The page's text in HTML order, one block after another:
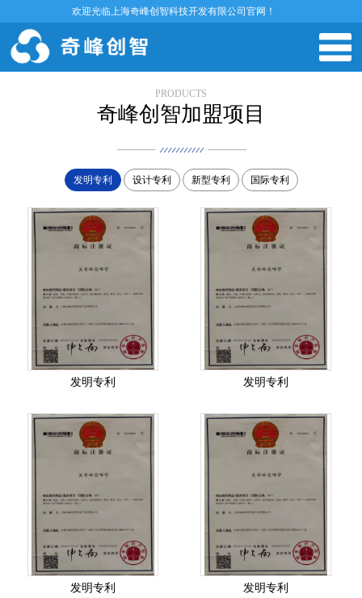
欢迎光临上海奇峰创智科技开发有限公司官网！
PRODUCTS
奇峰创智加盟项目
发明专利 设计专利 新型专利 国际专利
发明专利 发明专利
发明专利 发明专利